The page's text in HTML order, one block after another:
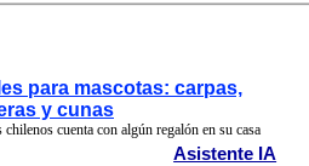
para mascotas: carpas,
y cunas
cuenta con algún regalón en su casa
Asistente IA